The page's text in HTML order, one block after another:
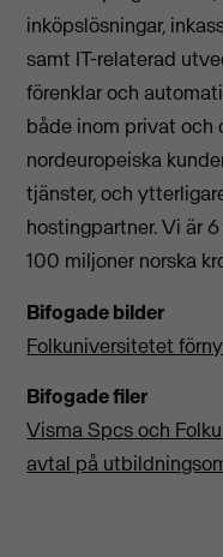
inköpslösningar,
samt IT-relaterad
förenklar och
både inom privat
nordeuropeiska
tjänster, och
hostingpartner. Vi är
100 miljoner norska
Bifogade bilder
Folkuniversitetet
Bifogade filer
Visma Spcs och
avtal på